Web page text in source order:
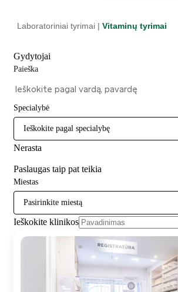
Laboratoriniai tyrimai | Vitaminų tyrimai
Gydytojai
Paieška
Specialybė
Ieškokite pagal specialybę
Nerasta
Paslaugas taip pat teikia
Miestas
Pasirinkite miestą
Ieškokite klinikos